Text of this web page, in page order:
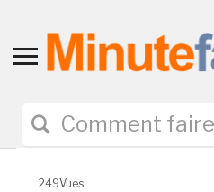
Toggle
navigation
249Vues